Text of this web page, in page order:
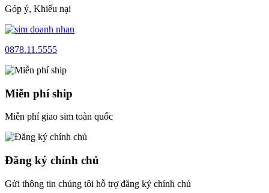
Góp ý, Khiếu nại
0878.11.5555
Miễn phí ship
Miễn phí giao sim toàn quốc
Đăng ký chính chủ
Gửi thông tin chúng tôi hỗ trợ đăng ký chính chủ